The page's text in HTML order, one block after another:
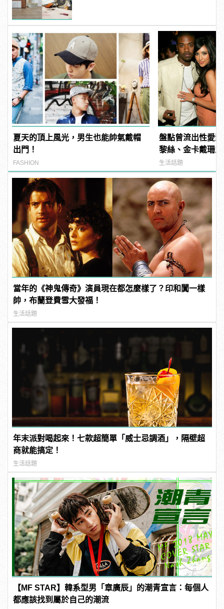
夏天的頂上風光，男生也能帥氣戴帽
出門！
FASHION
盤點曾流出性愛
黎絲、金卡戴珊
生活話題
當年的《神鬼傳奇》演員現在都怎麼樣了？印和闐一樣
帥，布蘭登費雪大發福！
生活話題
年末派對喝起來！七款超簡單「威士忌調酒」，隔壁超
商就能搞定！
生活話題
【MF STAR】韓系型男「章廣辰」的潮青宣言：每個人
都應該找到屬於自己的潮流